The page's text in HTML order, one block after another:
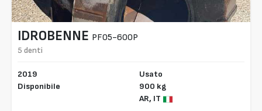
IDROBENNE PF05-600P
5 denti
2019
Disponibile
Usato
900 kg
AR, IT